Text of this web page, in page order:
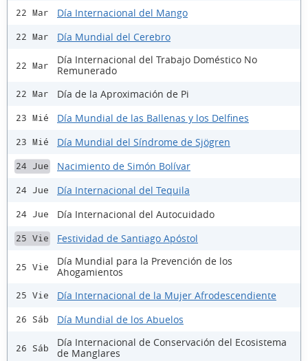
22 Mar Día Internacional del Mango
22 Mar Día Mundial del Cerebro
22 Mar
Día Internacional del Trabajo Doméstico No
Remunerado
22 Mar Día de la Aproximación de Pi
23 Mié Día Mundial de las Ballenas y los Delfines
23 Mié Día Mundial del Síndrome de Sjögren
24 Jue Nacimiento de Simón Bolívar
24 Jue Día Internacional del Tequila
24 Jue Día Internacional del Autocuidado
25 Vie Festividad de Santiago Apóstol
25 Vie
Día Mundial para la Prevención de los
Ahogamientos
25 Vie Día Internacional de la Mujer Afrodescendiente
26 Sáb Día Mundial de los Abuelos
26 Sáb
Día Internacional de Conservación del Ecosistema
de Manglares